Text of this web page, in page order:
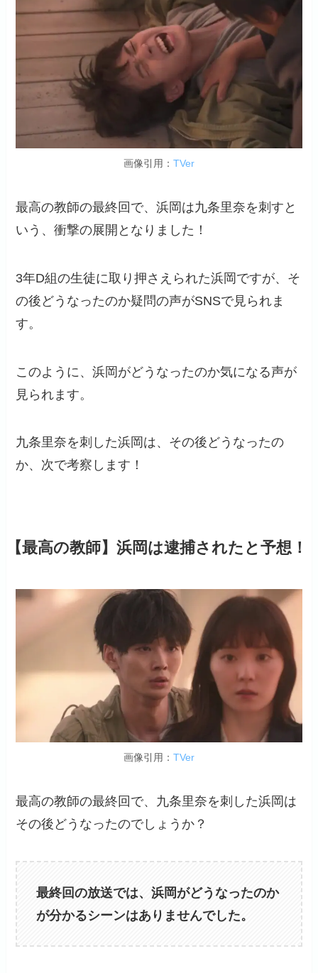
画像引用： TVer
最高の教師の最終回で、浜岡は九条里奈を刺すと
いう、衝撃の展開となりました！
3年D組の生徒に取り押さえられた浜岡ですが、そ
の後どうなったのか疑問の声がSNSで見られま
す。
このように、浜岡がどうなったのか気になる声が
見られます。
九条里奈を刺した浜岡は、その後どうなったの
か、次で考察します！
【最高の教師】浜岡は逮捕されたと予想！
画像引用： TVer
最高の教師の最終回で、九条里奈を刺した浜岡は
その後どうなったのでしょうか？
最終回の放送では、浜岡がどうなったのか
が分かるシーンはありませんでした。